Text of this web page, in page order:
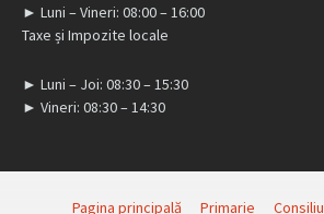
► Luni – Vineri: 08:00 – 16:00
Taxe și Impozite locale
► Luni – Joi: 08:30 – 15:30
► Vineri: 08:30 – 14:30
Pagina principală Primarie Consiliu